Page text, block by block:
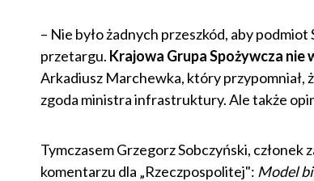
– Nie było żadnych przeszkód, aby
przetargu. Krajowa Grupa Spożywcza nie
Arkadiusz Marchewka, który przypomniał,
zgoda ministra infrastruktury. Ale także
Tymczasem Grzegorz Sobczyński,
komentarzu dla „Rzeczpospolitej": Model